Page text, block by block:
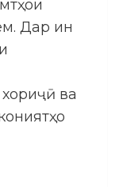
Дар ин
ва